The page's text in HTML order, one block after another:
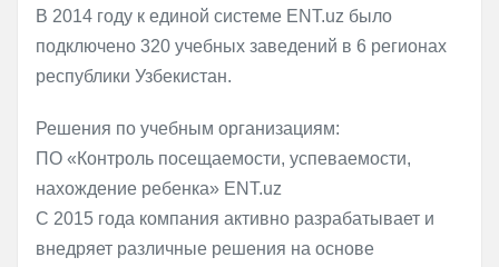
В 2014 году к единой системе ENT.uz было
подключено 320 учебных заведений в 6 регионах
республики Узбекистан.
Решения по учебным организациям:
ПО «Контроль посещаемости, успеваемости,
нахождение ребенка» ENT.uz
С 2015 года компания активно разрабатывает и
внедряет различные решения на основе